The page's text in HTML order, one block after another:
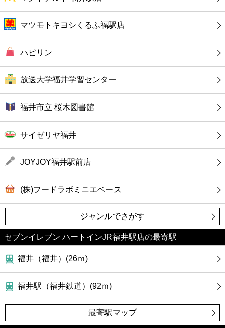
ホテル
マツモトキヨシくるふ福駅店
ハピリン
放送大学福井学習センター
福井市立 桜木図書館
サイゼリヤ福井
JOYJOY福井駅前店
(株)フードラボミニエベース
ジャンルでさがす
セブンイレブン ハートインJR福井駅店の最寄駅
福井（福井）(26ｍ)
福井駅（福井鉄道）(92ｍ)
最寄駅マップ